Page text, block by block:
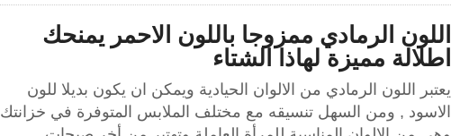
اللون الرمادي ممزوجا باللون الاحمر يمنحك
اطلالة مميزة لهاذا الشتاء
يعتبر اللون الرمادي من الالوان الحيادية ويمكن ان يكون بديلا للون
الاسود , ومن السهل تنسيقه مع مختلف الملابس المتوفرة في خزانتك